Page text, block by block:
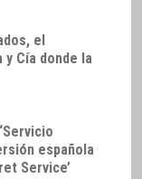
el
Cía donde la
española
Service’